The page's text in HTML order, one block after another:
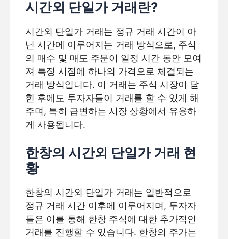
시간외 단일가 거래란?
시간외 단일가 거래는 정규 거래 시간이 아
닌 시간에 이루어지는 거래 방식으로, 주식
의 매수 및 매도 주문이 일정 시간 동안 모여
져 특정 시점에 하나의 가격으로 체결되는
거래 방식입니다. 이 거래는 주식 시장이 닫
힌 후에도 투자자들이 거래를 할 수 있게 해
주며, 특히 급변하는 시장 상황에서 유용하
게 사용됩니다.
한창의 시간외 단일가 거래 현
황
한창의 시간외 단일가 거래는 일반적으로
정규 거래 시간 이후에 이루어지며, 투자자
들은 이를 통해 한창 주식에 대한 추가적인
거래를 진행할 수 있습니다. 한창의 주가는